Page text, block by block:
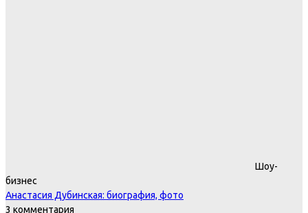
Шоу-
бизнес
Анастасия Дубинская: биография, фото
3 комментария